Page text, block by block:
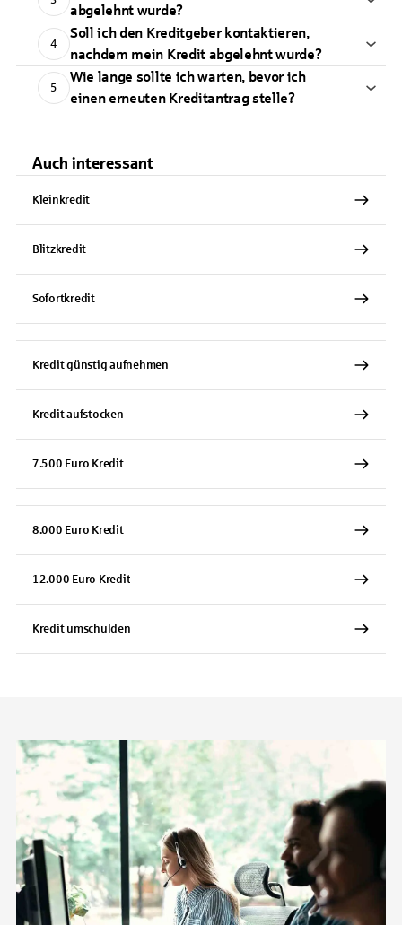
abgelehnt wurde?
4
Soll ich den Kreditgeber kontaktieren,
nachdem mein Kredit abgelehnt wurde?
5
Wie lange sollte ich warten, bevor ich
einen erneuten Kreditantrag stelle?
Auch interessant
Kleinkredit
Blitzkredit
Sofortkredit
Kredit günstig aufnehmen
Kredit aufstocken
7.500 Euro Kredit
8.000 Euro Kredit
12.000 Euro Kredit
Kredit umschulden